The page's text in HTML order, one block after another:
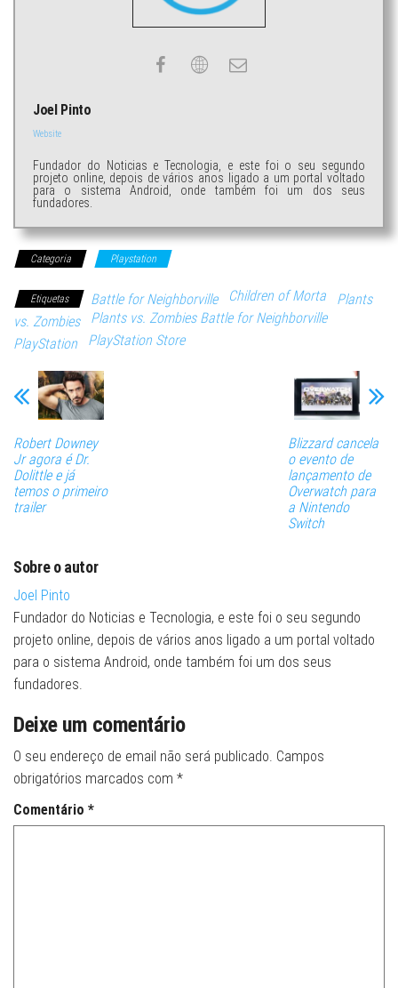
Joel Pinto
Website
Fundador do Noticias e Tecnologia, e este foi o seu segundo
projeto online, depois de vários anos ligado a um portal voltado
para o sistema Android, onde também foi um dos seus
fundadores.
Categoria Playstation
Etiquetas Battle for Neighborville Children of Morta
Plants
vs. Zombies
Plants vs. Zombies Battle for Neighborville
PlayStation
PlayStation Store
Robert Downey
Jr agora é Dr.
Dolittle e já
temos o primeiro
trailer
Blizzard cancela
o evento de
lançamento de
Overwatch para
a Nintendo
Switch
Sobre o autor
Joel Pinto
Fundador do Noticias e Tecnologia, e este foi o seu segundo
projeto online, depois de vários anos ligado a um portal voltado
para o sistema Android, onde também foi um dos seus
fundadores.
Deixe um comentário
O seu endereço de email não será publicado. Campos
obrigatórios marcados com *
Comentário *